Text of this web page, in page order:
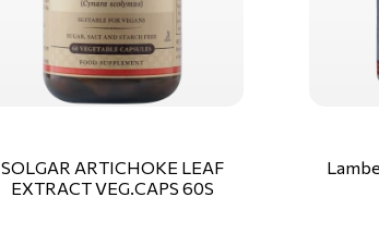
SOLGAR ARTICHOKE LEAF
EXTRACT VEG.CAPS 60S